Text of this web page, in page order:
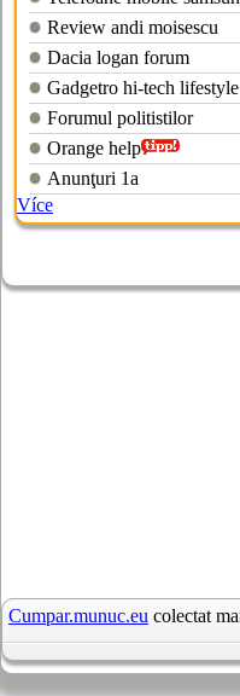
Review andi moisescu
Dacia logan forum
Gadgetro hi-tech lifestyle
Forumul politistilor
Orange help
Anunţuri 1a
Více
Cumpar.munuc.eu colectat